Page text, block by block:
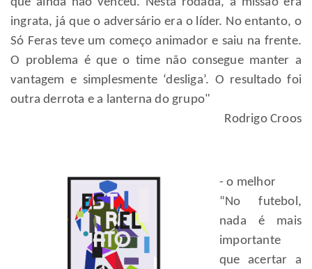
ingrata, já que o adversário era o líder. No entanto, o
Só Feras teve um começo animador e saiu na frente.
O problema é que o time não consegue manter a
vantagem e simplesmente ‘desliga’. O resultado foi
outra derrota e a lanterna do grupo"
Rodrigo Croos
- o melhor
“No futebol,
nada é mais
importante
que acertar a